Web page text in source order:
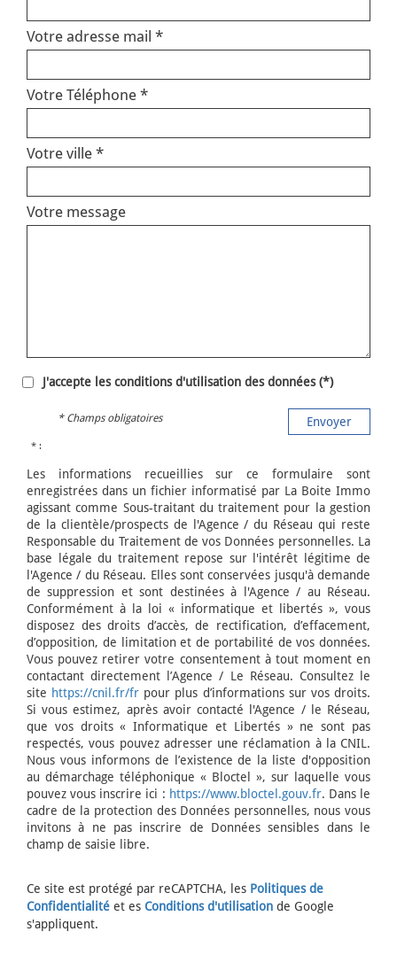
Votre adresse mail *
Votre Téléphone *
Votre ville *
Votre message
J'accepte les conditions d'utilisation des données (*)
Envoyer
* Champs obligatoires
* :
Les informations recueillies sur ce formulaire sont
enregistrées dans un fichier informatisé par La Boite Immo
agissant comme Sous-traitant du traitement pour la gestion
de la clientèle/prospects de l'Agence / du Réseau qui reste
Responsable du Traitement de vos Données personnelles. La
base légale du traitement repose sur l'intérêt légitime de
l'Agence / du Réseau. Elles sont conservées jusqu'à demande
de suppression et sont destinées à l'Agence / au Réseau.
Conformément à la loi « informatique et libertés », vous
disposez des droits d’accès, de rectification, d’effacement,
d’opposition, de limitation et de portabilité de vos données.
Vous pouvez retirer votre consentement à tout moment en
contactant directement l’Agence / Le Réseau. Consultez le
site https://cnil.fr/fr pour plus d’informations sur vos droits.
Si vous estimez, après avoir contacté l'Agence / le Réseau,
que vos droits « Informatique et Libertés » ne sont pas
respectés, vous pouvez adresser une réclamation à la CNIL.
Nous vous informons de l’existence de la liste d'opposition
au démarchage téléphonique « Bloctel », sur laquelle vous
pouvez vous inscrire ici : https://www.bloctel.gouv.fr. Dans le
cadre de la protection des Données personnelles, nous vous
invitons à ne pas inscrire de Données sensibles dans le
champ de saisie libre.
Ce site est protégé par reCAPTCHA, les Politiques de
Confidentialité et es Conditions d'utilisation de Google
s'appliquent.